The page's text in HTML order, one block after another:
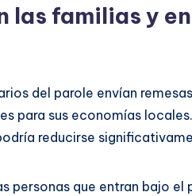
las familias y
del parole envían
para sus economías
reducirse
personas que entran bajo